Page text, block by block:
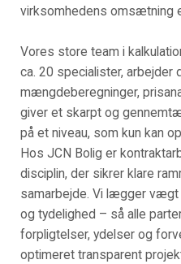
virksomhedens omsætning
Vores store team i
ca. 20 specialister, arbejder
mængdeberegninger,
giver et skarpt og
på et niveau, som kun kan
Hos JCN Bolig er
disciplin, der sikrer klare
samarbejde. Vi lægger vægt
og tydelighed – så alle
forpligtelser, ydelser og
optimeret transparent